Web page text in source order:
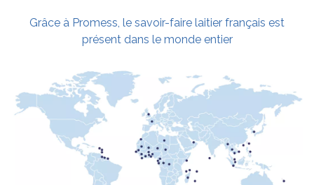
Grâce à Promess, le savoir-faire laitier français est
présent dans le monde entier